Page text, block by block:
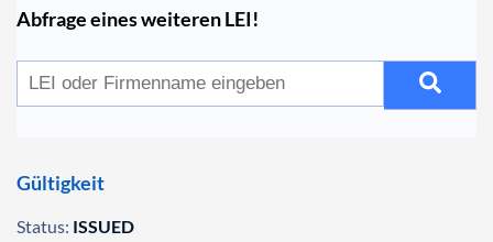
Abfrage eines weiteren LEI!
Gültigkeit
Status: ISSUED